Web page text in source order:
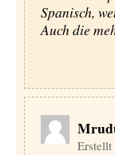
Spanisch,
Auch die
Erstellt